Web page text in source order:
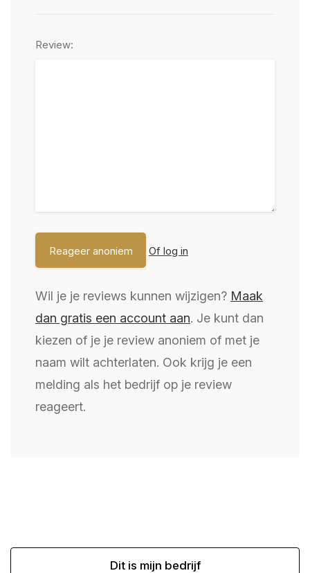
Review:
Of log in
Wil je je reviews kunnen wijzigen? Maak
dan gratis een account aan. Je kunt dan
kiezen of je je review anoniem of met je
naam wilt achterlaten. Ook krijg je een
melding als het bedrijf op je review
reageert.
Dit is mijn bedrijf